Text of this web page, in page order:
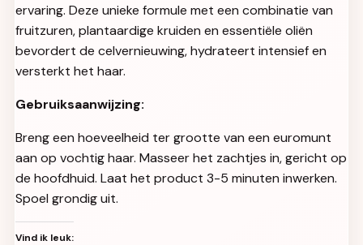
ervaring. Deze unieke formule met een combinatie van
fruitzuren, plantaardige kruiden en essentiële oliën
bevordert de celvernieuwing, hydrateert intensief en
versterkt het haar.
Gebruiksaanwijzing:
Breng een hoeveelheid ter grootte van een euromunt
aan op vochtig haar. Masseer het zachtjes in, gericht op
de hoofdhuid. Laat het product 3-5 minuten inwerken.
Spoel grondig uit.
Vind ik leuk: